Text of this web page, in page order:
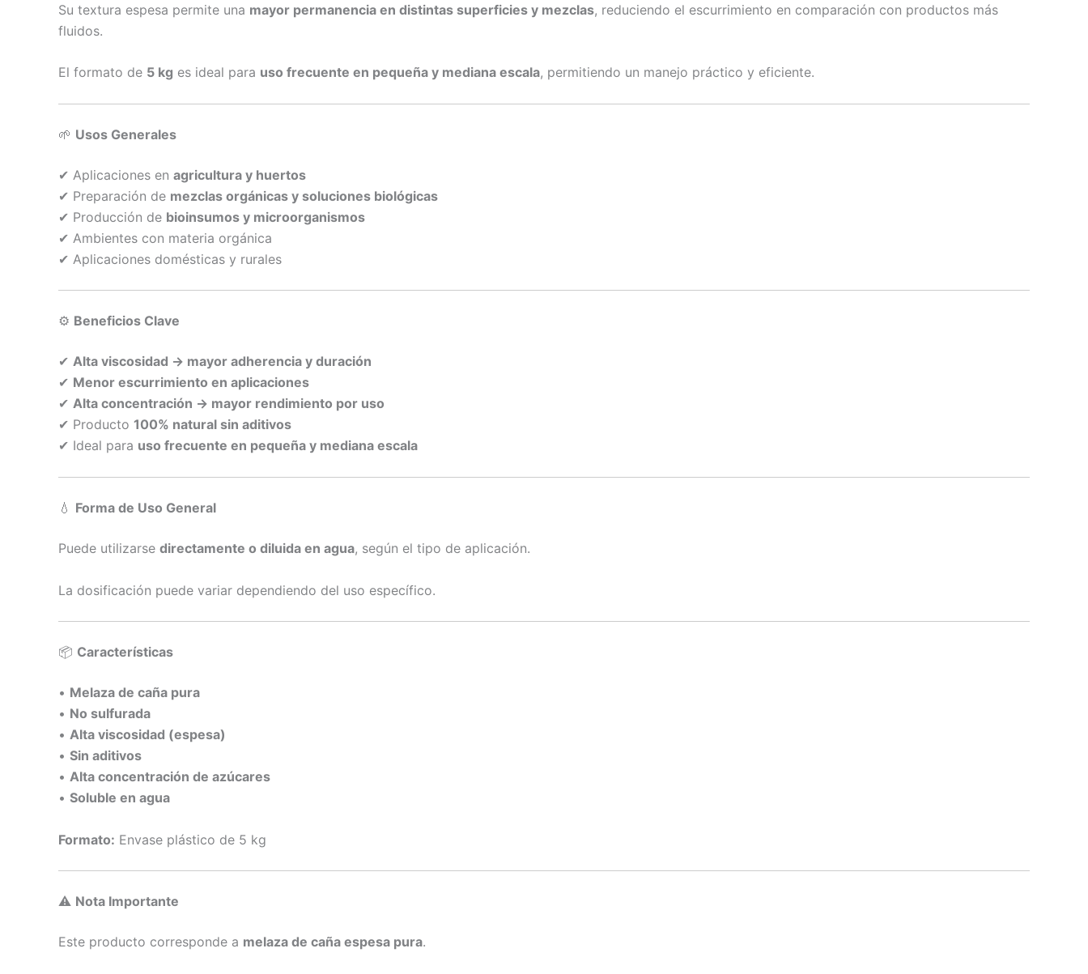
Su textura espesa permite una mayor permanencia en distintas superficies y mezclas, reduciendo el escurrimiento en comparación con productos más
fluidos.
El formato de 5 kg es ideal para uso frecuente en pequeña y mediana escala, permitiendo un manejo práctico y eficiente.
🌱 Usos Generales
✔ Aplicaciones en agricultura y huertos
✔ Preparación de mezclas orgánicas y soluciones biológicas
✔ Producción de bioinsumos y microorganismos
✔ Ambientes con materia orgánica
✔ Aplicaciones domésticas y rurales
⚙️ Beneficios Clave
✔ Alta viscosidad → mayor adherencia y duración
✔ Menor escurrimiento en aplicaciones
✔ Alta concentración → mayor rendimiento por uso
✔ Producto 100% natural sin aditivos
✔ Ideal para uso frecuente en pequeña y mediana escala
💧 Forma de Uso General
Puede utilizarse directamente o diluida en agua, según el tipo de aplicación.
La dosificación puede variar dependiendo del uso específico.
📦 Características
• Melaza de caña pura
• No sulfurada
• Alta viscosidad (espesa)
• Sin aditivos
• Alta concentración de azúcares
• Soluble en agua
Formato: Envase plástico de 5 kg
⚠️ Nota Importante
Este producto corresponde a melaza de caña espesa pura.